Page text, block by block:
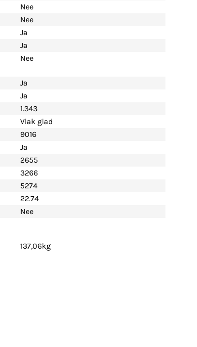
Nee
Nee
Ja
Ja
Nee
Ja
Ja
1.343
Vlak glad
9016
Ja
2655
3266
5274
22.74
Nee
137,06kg